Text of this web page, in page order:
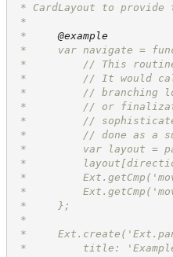
* CardLayout to provide
*
* @example
*     var navigate =
*         // This
*         // It would
*         // branching
*         // or
*         //
*         // done as a
*         var layout =
*
*
*
*     };
*
*
*         title: